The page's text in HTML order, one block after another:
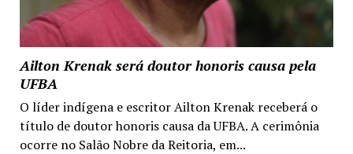
Ailton Krenak será doutor honoris causa pela
UFBA
O líder indígena e escritor Ailton Krenak receberá o
título de doutor honoris causa da UFBA. A cerimônia
ocorre no Salão Nobre da Reitoria, em...